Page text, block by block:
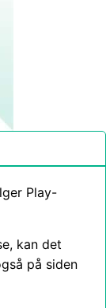
Play-
kan det
på siden